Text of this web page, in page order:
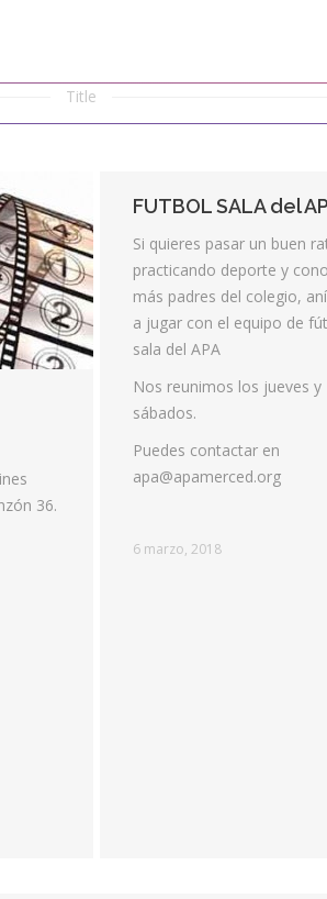
Title
36.
FUTBOL SALA del
Si quieres pasar un buen
practicando deporte y
más padres del colegio,
a jugar con el equipo de
sala del APA
Nos reunimos los jueves y
sábados.
Puedes contactar en
apa@apamerced.org
6 marzo, 2018